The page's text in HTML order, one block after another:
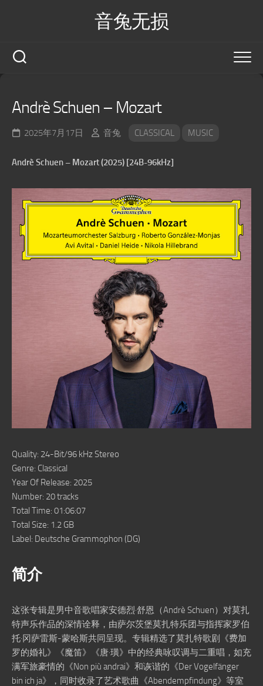
音兔无损
Andrè Schuen – Mozart
2025年7月17日 音兔 CLASSICAL MUSIC
Andrè Schuen – Mozart (2025) [24B-96kHz]
Quality: 24-Bit/96 kHz Stereo
Genre: Classical
Year Of Release: 2025
Number: 20 tracks
Total Time: 01:06:07
Total Size: 1.2 GB
Label: Deutsche Grammophon (DG)
简介
这张专辑是男中音歌唱家安德烈·舒恩（Andrè Schuen）对莫扎
特声乐作品的深情诠释，由萨尔茨堡莫扎特乐团与指挥家罗伯
托·冈萨雷斯-蒙哈斯共同呈现。专辑精选了莫扎特歌剧《费加
罗的婚礼》《魔笛》《唐·璜》中的经典咏叹调与二重唱，如充
满军旅豪情的《Non più andrai》和诙谐的《Der Vogelfänger
bin ich ja》，同时收录了艺术歌曲《Abendempfindung》等室